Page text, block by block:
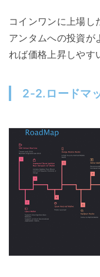
コインワンに上場し
アンタムへの投資が
れば価格上昇しやす
2-2.ロードマ